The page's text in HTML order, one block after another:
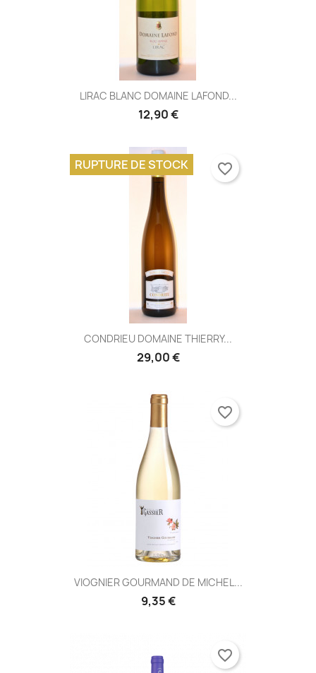
LIRAC BLANC DOMAINE LAFOND...
12,90 €
CONDRIEU DOMAINE THIERRY...
29,00 €
RUPTURE DE STOCK favorite_border
VIOGNIER GOURMAND DE MICHEL...
9,35 €
favorite_border
favorite_border